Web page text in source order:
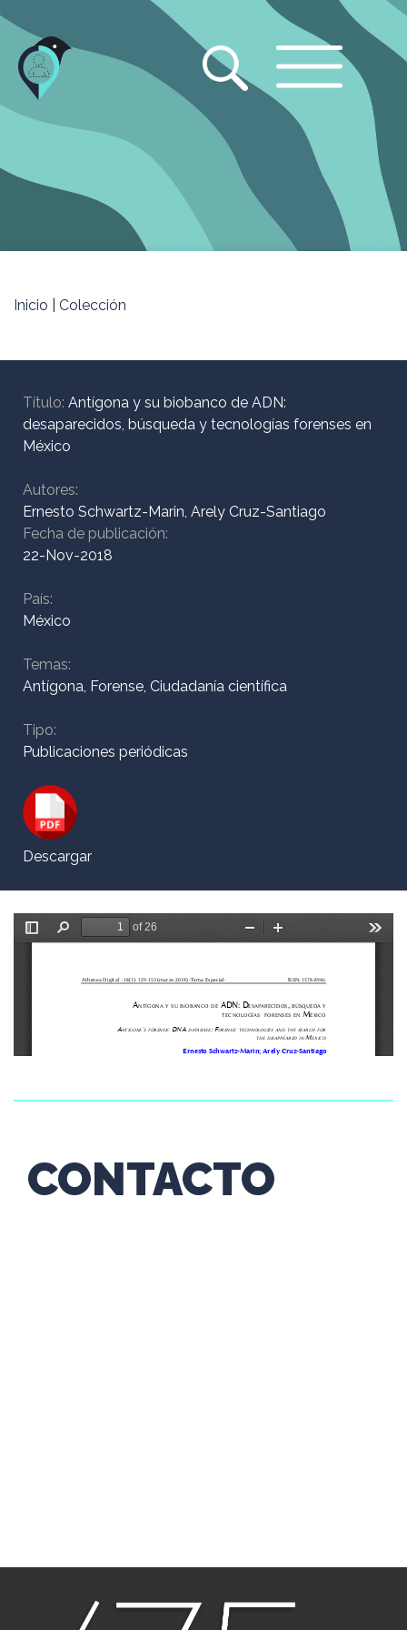
Jump
navigation
Inicio
¿Quiénes
Colección
Contacto
Inicio Colección
Título: Antígona y su biobanco de ADN:
desaparecidos, búsqueda y tecnologías forenses en
México
Autores:
Ernesto Schwartz-Marin, Arely Cruz-Santiago
Fecha de publicación:
22-Nov-2018
País:
México
Temas:
Antígona, Forense, Ciudadanía científica
Tipo:
Publicaciones periódicas
Descargar
CONTACTO